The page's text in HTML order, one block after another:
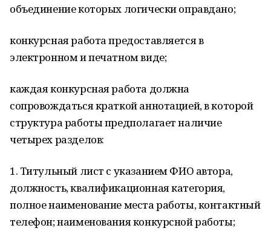
объединение которых логически оправдано;
конкурсная работа предоставляется в
электронном и печатном виде;
каждая конкурсная работа должна
сопровождаться краткой аннотацией, в которой
структура работы предполагает наличие
четырех разделов:
1. Титульный лист с указанием ФИО автора,
должность, квалификационная категория,
полное наименование места работы, контактный
телефон; наименования конкурсной работы;